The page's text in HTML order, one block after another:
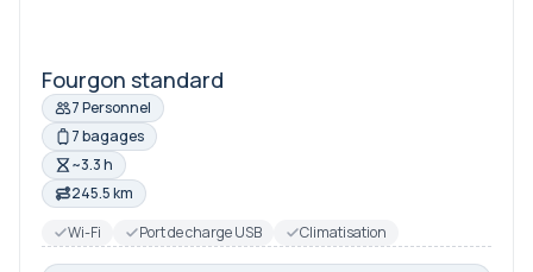
Fourgon standard
7 Personnel
7 bagages
~3.3 h
245.5 km
Wi-Fi
Port de charge USB Climatisation